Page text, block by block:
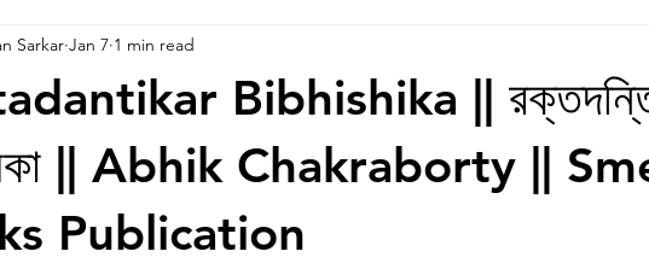
Bibhishika ||
|| Abhik Chakraborty ||
Publication
Sarkar Jan 7 1 min read